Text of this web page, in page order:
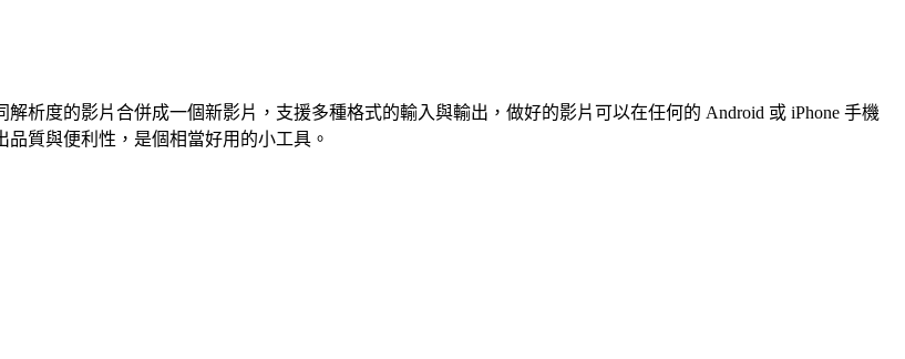
析度的影片合併成一個新影片，支援多種格式的輸入與輸出，做好的影片可以在任何的 Android 或 iPhone 手機
質與便利性，是個相當好用的小工具。